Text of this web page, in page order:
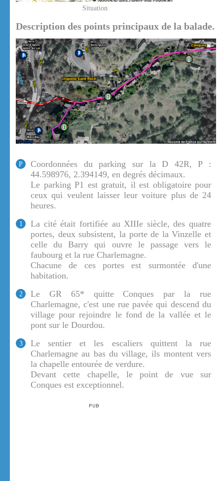
Situation
Description des points principaux de la balade.
P
Coordonnées du parking sur la D 42R, P :
44.598976, 2.394149, en degrés décimaux.
Le parking P1 est gratuit, il est obligatoire pour
ceux qui veulent laisser leur voiture plus de 24
heures.
1
La cité était fortifiée au XIIIe siècle, des quatre
portes, deux subsistent, la porte de la Vinzelle et
celle du Barry qui ouvre le passage vers le
faubourg et la rue Charlemagne.
Chacune de ces portes est surmontée d'une
habitation.
2
Le GR 65* quitte Conques par la rue
Charlemagne, c'est une rue pavée qui descend du
village pour rejoindre le fond de la vallée et le
pont sur le Dourdou.
3
Le sentier et les escaliers quittent la rue
Charlemagne au bas du village, ils montent vers
la chapelle entourée de verdure.
Devant cette chapelle, le point de vue sur
Conques est exceptionnel.